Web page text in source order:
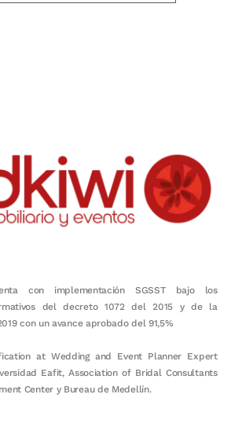
con implementación SGSST bajo los
del decreto 1072 del 2015 y de la
con un avance aprobado del 91,5%
at Wedding and Event Planner Expert
Eafit, Association of Bridal Consultants
Center y Bureau de Medellín.